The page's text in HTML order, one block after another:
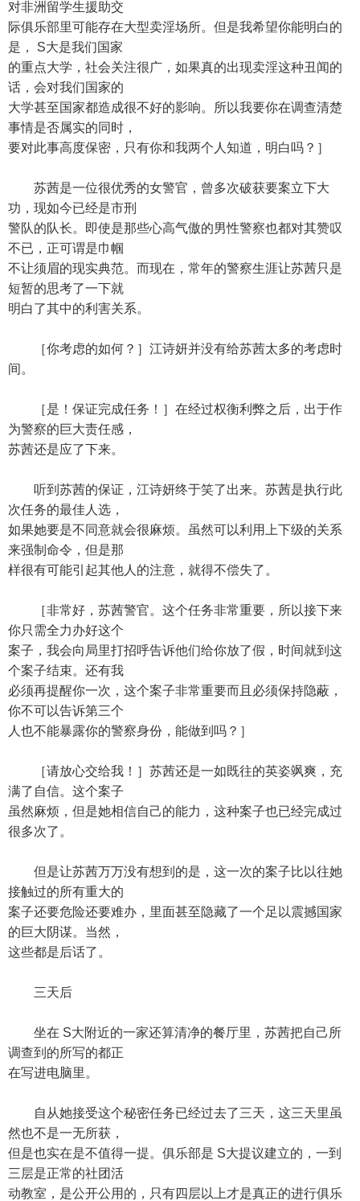
对非洲留学生援助交
际俱乐部里可能存在大型卖淫场所。但是我希望你能明白的
是， S大是我们国家
的重点大学，社会关注很广，如果真的出现卖淫这种丑闻的
话，会对我们国家的
大学甚至国家都造成很不好的影响。所以我要你在调查清楚
事情是否属实的同时，
要对此事高度保密，只有你和我两个人知道，明白吗？］
苏茜是一位很优秀的女警官，曾多次破获要案立下大
功，现如今已经是市刑
警队的队长。即使是那些心高气傲的男性警察也都对其赞叹
不已，正可谓是巾帼
不让须眉的现实典范。而现在，常年的警察生涯让苏茜只是
短暂的思考了一下就
明白了其中的利害关系。
［你考虑的如何？］江诗妍并没有给苏茜太多的考虑时
间。
［是！保证完成任务！］在经过权衡利弊之后，出于作
为警察的巨大责任感，
苏茜还是应了下来。
听到苏茜的保证，江诗妍终于笑了出来。苏茜是执行此
次任务的最佳人选，
如果她要是不同意就会很麻烦。虽然可以利用上下级的关系
来强制命令，但是那
样很有可能引起其他人的注意，就得不偿失了。
［非常好，苏茜警官。这个任务非常重要，所以接下来
你只需全力办好这个
案子，我会向局里打招呼告诉他们给你放了假，时间就到这
个案子结束。还有我
必须再提醒你一次，这个案子非常重要而且必须保持隐蔽，
你不可以告诉第三个
人也不能暴露你的警察身份，能做到吗？］
［请放心交给我！］苏茜还是一如既往的英姿飒爽，充
满了自信。这个案子
虽然麻烦，但是她相信自己的能力，这种案子也已经完成过
很多次了。
但是让苏茜万万没有想到的是，这一次的案子比以往她
接触过的所有重大的
案子还要危险还要难办，里面甚至隐藏了一个足以震撼国家
的巨大阴谋。当然，
这些都是后话了。
三天后
坐在 S大附近的一家还算清净的餐厅里，苏茜把自己所
调查到的所写的都正
在写进电脑里。
自从她接受这个秘密任务已经过去了三天，这三天里虽
然也不是一无所获，
但是也实在是不值得一提。俱乐部是 S大提议建立的，一到
三层是正常的社团活
动教室，是公开公用的，只有四层以上才是真正的进行俱乐